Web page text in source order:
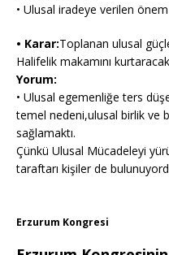
• Ulusal iradeye verilen
• Karar:Toplanan ulusal
Halifelik makamını
Yorum:
• Ulusal egemenliğe ters
temel nedeni,ulusal birlik ve
sağlamaktı.
Çünkü Ulusal Mücadeleyi
taraftarı kişiler de
Erzurum Kongresi